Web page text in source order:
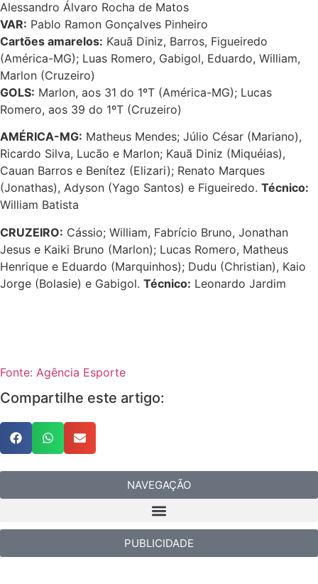
Alessandro Álvaro Rocha de Matos
VAR: Pablo Ramon Gonçalves Pinheiro
Cartões amarelos: Kauã Diniz, Barros, Figueiredo
(América-MG); Luas Romero, Gabigol, Eduardo, William,
Marlon (Cruzeiro)
GOLS: Marlon, aos 31 do 1ºT (América-MG); Lucas
Romero, aos 39 do 1ºT (Cruzeiro)
AMÉRICA-MG: Matheus Mendes; Júlio César (Mariano),
Ricardo Silva, Lucão e Marlon; Kauã Diniz (Miquéias),
Cauan Barros e Benítez (Elizari); Renato Marques
(Jonathas), Adyson (Yago Santos) e Figueiredo. Técnico:
William Batista
CRUZEIRO: Cássio; William, Fabrício Bruno, Jonathan
Jesus e Kaiki Bruno (Marlon); Lucas Romero, Matheus
Henrique e Eduardo (Marquinhos); Dudu (Christian), Kaio
Jorge (Bolasie) e Gabigol. Técnico: Leonardo Jardim
Fonte: Agência Esporte
Compartilhe este artigo:
NAVEGAÇÃO
PUBLICIDADE